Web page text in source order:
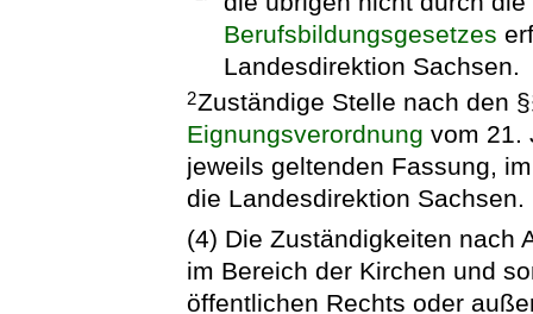
Berufsbildungsgesetzes
Landesdirektion Sachsen.
2Zuständige Stelle nach den
Eignungsverordnung vom 21.
jeweils geltenden Fassung,
die Landesdirektion Sachsen.
(4) Die Zuständigkeiten nach
im Bereich der Kirchen und
öffentlichen Rechts oder